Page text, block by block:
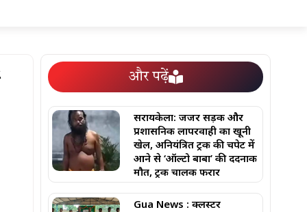
और पढ़ें
सरायकेला: जर्जर सड़क और
प्रशासनिक लापरवाही का खूनी
खेल, अनियंत्रित ट्रक की चपेट में
आने से ‘ऑल्टो बाबा’ की दर्दनाक
मौत, ट्रक चालक फरार
Gua News : क्लस्टर